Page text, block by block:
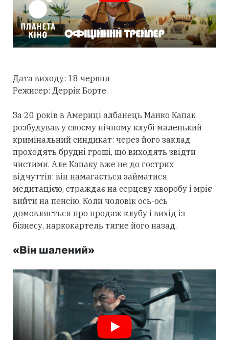
Дата виходу: 18 червня
Режисер: Деррік Борте
За 20 років в Америці албанець Манко Капак
розбудував у своєму нічному клубі маленький
кримінальний синдикат: через його заклад
проходять брудні гроші, що виходять звідти
чистими. Але Капаку вже не до гострих
відчуттів: він намагається займатися
медитацією, страждає на серцеву хворобу і мріє
вийти на пенсію. Коли чоловік ось-ось
домовляється про продаж клубу і вихід із
бізнесу, наркокартель тягне його назад.
«Він шалений»